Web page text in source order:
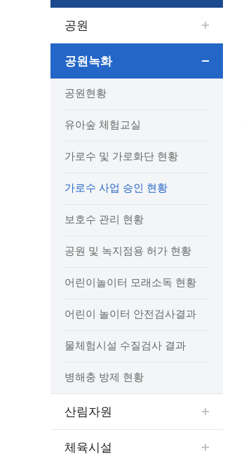
고시/공고/입법예고
행사ㆍ축제
보도자료
보도자료(2021.4월이전)
사전정보공표
정보공개 비공개 세부기준
행정정보공개목록
조직정보공개
상품권 구매·사용
예산집행실명공개
인사운영통계
종합민원실 안내도
종합민원상담센터
민원상담전화
어디서나 민원
민원 제증명 수수료 면제사항
행정처리기준편람
대법원인터넷등기소
고객서비스 표준 매뉴얼
행정서비스헌장
출생·사망·혼인신고 등 10종에 대한 신고
자주하는 질문
위치안내
상담안내
광명일자리센터
단원소개
예술/공연단체
영화상영관 현황
문화유통업 현황
국가유산관
공원
공원녹화
공원현황
유아숲 체험교실
가로수 및 가로화단 현황
가로수 사업 승인 현황
보호수 관리 현황
공원 및 녹지점용 허가 현황
어린이놀이터 모래소독 현황
어린이 놀이터 안전검사결과
물체험시설 수질검사 결과
병해충 방제 현황
산림자원
체육시설